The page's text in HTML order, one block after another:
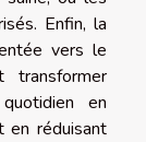
Enfin, la
vers le
en
en réduisant